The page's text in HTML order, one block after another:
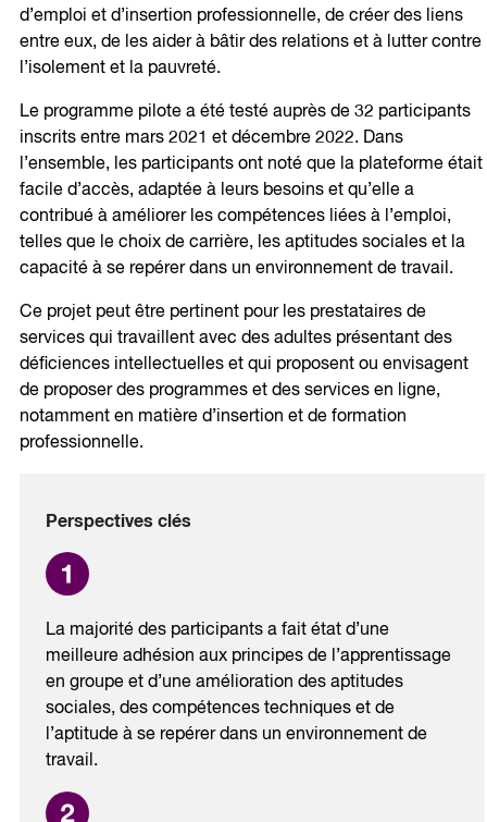
d’emploi et d’insertion professionnelle, de créer des liens
entre eux, de les aider à bâtir des relations et à lutter contre
l’isolement et la pauvreté.
Le programme pilote a été testé auprès de 32 participants
inscrits entre mars 2021 et décembre 2022. Dans
l’ensemble, les participants ont noté que la plateforme était
facile d’accès, adaptée à leurs besoins et qu’elle a
contribué à améliorer les compétences liées à l’emploi,
telles que le choix de carrière, les aptitudes sociales et la
capacité à se repérer dans un environnement de travail.
Ce projet peut être pertinent pour les prestataires de
services qui travaillent avec des adultes présentant des
déficiences intellectuelles et qui proposent ou envisagent
de proposer des programmes et des services en ligne,
notamment en matière d’insertion et de formation
professionnelle.
Perspectives clés
La majorité des participants a fait état d’une
meilleure adhésion aux principes de l’apprentissage
en groupe et d’une amélioration des aptitudes
sociales, des compétences techniques et de
l’aptitude à se repérer dans un environnement de
travail.